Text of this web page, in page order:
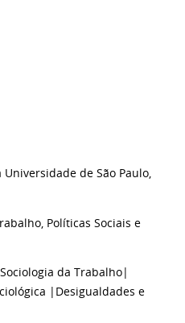
Universidade de São Paulo,
Políticas Sociais e
da Trabalho|
|Desigualdades e